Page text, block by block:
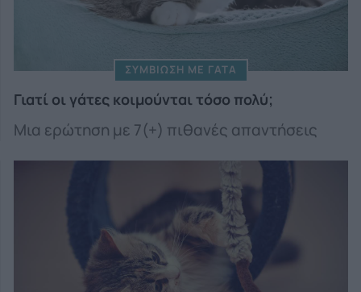
ΣΥΜΒΙΩΣΗ ΜΕ ΓΑΤΑ
Γιατί οι γάτες κοιμούνται τόσο πολύ;
Μια ερώτηση με 7(+) πιθανές απαντήσεις